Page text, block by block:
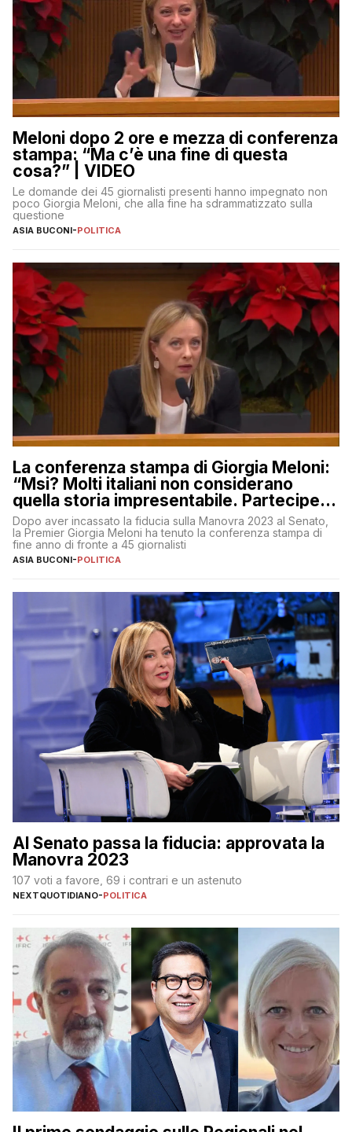
Meloni dopo 2 ore e mezza di conferenza
stampa: “Ma c’è una fine di questa
cosa?” | VIDEO
Le domande dei 45 giornalisti presenti hanno impegnato non
poco Giorgia Meloni, che alla fine ha sdrammatizzato sulla
questione
ASIA BUCONI-POLITICA
La conferenza stampa di Giorgia Meloni:
“Msi? Molti italiani non considerano
quella storia impresentabile. Parteciperò
al 25 aprile”
Dopo aver incassato la fiducia sulla Manovra 2023 al Senato,
la Premier Giorgia Meloni ha tenuto la conferenza stampa di
fine anno di fronte a 45 giornalisti
ASIA BUCONI-POLITICA
Al Senato passa la fiducia: approvata la
Manovra 2023
107 voti a favore, 69 i contrari e un astenuto
NEXTQUOTIDIANO-POLITICA